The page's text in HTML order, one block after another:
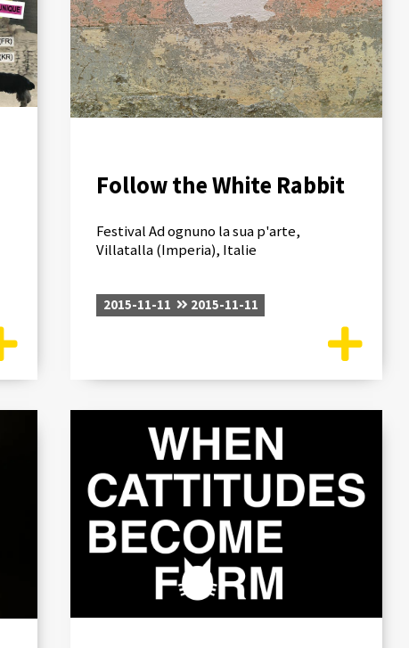
Follow the White Rabbit
Festival Ad ognuno la sua p'arte,
Villatalla (Imperia), Italie
2015-11-11 2015-11-11